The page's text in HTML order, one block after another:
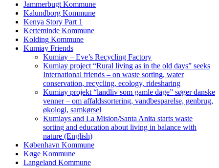
Jammerbugt Kommune
Kalundborg Kommune
Kenya Story Part 1
Kerteminde Kommune
Kolding Kommune
Kumiay Friends
Kumiay – Eve’s Recycling Factory
Kumiay project “Rural living as in the old days” seeks
International friends – on waste sorting, water
conservation, recycling, ecology, ridesharing
Kumiay projekt “landliv som gamle dage” søger danske
venner – om affaldssortering, vandbesparelse, genbrug,
økologi, samkørsel
Kumiays and La Mision/Santa Anita starts waste
sorting and education about living in balance with
nature (English)
København Kommune
Køge Kommune
Langeland Kommune